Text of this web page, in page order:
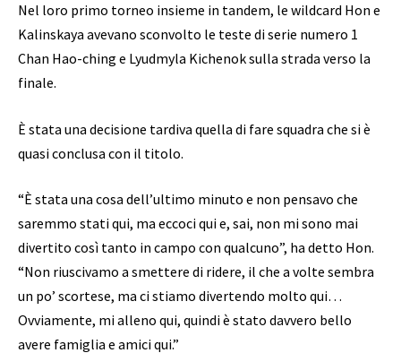
Nel loro primo torneo insieme in tandem, le wildcard Hon e
Kalinskaya avevano sconvolto le teste di serie numero 1
Chan Hao-ching e Lyudmyla Kichenok sulla strada verso la
finale.
È stata una decisione tardiva quella di fare squadra che si è
quasi conclusa con il titolo.
“È stata una cosa dell’ultimo minuto e non pensavo che
saremmo stati qui, ma eccoci qui e, sai, non mi sono mai
divertito così tanto in campo con qualcuno”, ha detto Hon.
“Non riuscivamo a smettere di ridere, il che a volte sembra
un po’ scortese, ma ci stiamo divertendo molto qui…
Ovviamente, mi alleno qui, quindi è stato davvero bello
avere famiglia e amici qui.”